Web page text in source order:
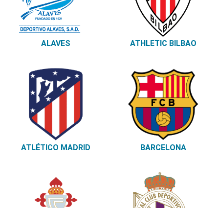
ALAVES ATHLETIC BILBAO
ATLÉTICO MADRID BARCELONA